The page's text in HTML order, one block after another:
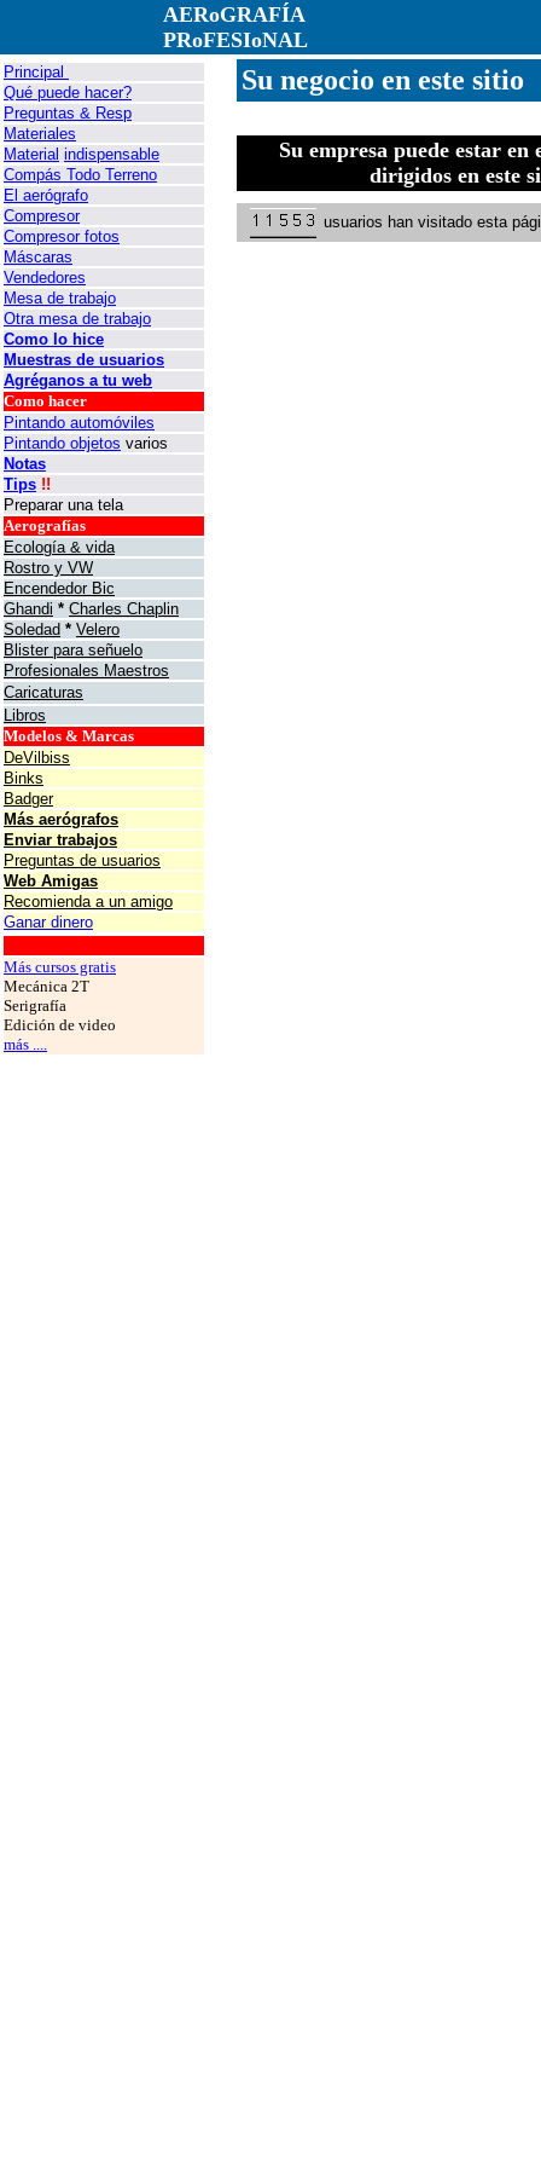
AERoGRAFÍA
PRoFESIoNAL
Principal
Qué puede hacer?
Preguntas & Resp
Materiales
Material indispensable
Compás Todo Terreno
El aerógrafo
Compresor
Compresor fotos
Máscaras
Vendedores
Mesa de trabajo
Otra mesa de trabajo
Como lo hice
Muestras de usuarios
Agréganos a tu web
Como hacer
Pintando automóviles
Pintando objetos varios
Notas
Tips !!
Preparar una tela
Aerografías
Ecología & vida
Rostro y VW
Encendedor Bic
Ghandi * Charles Chaplin
Soledad * Velero
Blister para señuelo
Profesionales Maestros
Caricaturas
Libros
Modelos & Marcas
DeVilbiss
Binks
Badger
Más aerógrafos
Enviar trabajos
Preguntas de usuarios
Web Amigas
Recomienda a un amigo
Ganar dinero
Más cursos gratis
Mecánica 2T
Serigrafía
Edición de video
más ....
Su negocio en este sitio
Su empresa puede estar en
dirigidos en este
usuarios han visitado esta